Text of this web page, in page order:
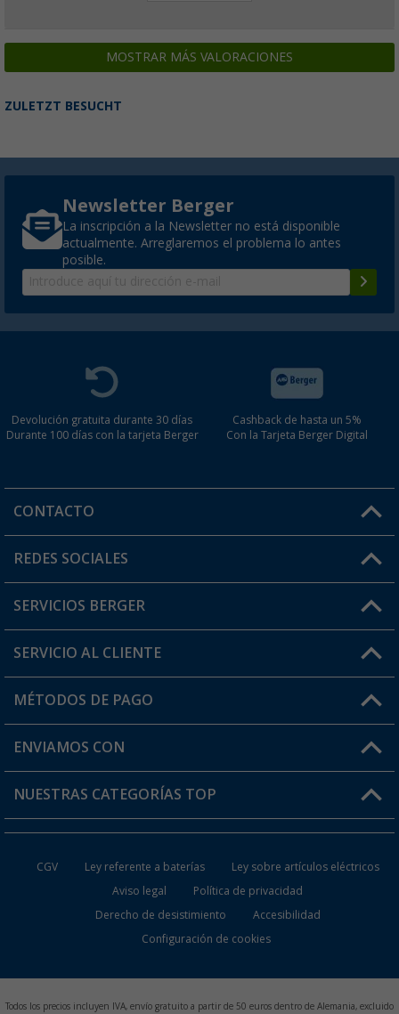
MOSTRAR MÁS VALORACIONES
ZULETZT BESUCHT
Newsletter Berger
La inscripción a la Newsletter no está disponible
actualmente. Arreglaremos el problema lo antes
posible.
Devolución gratuita durante 30 días
Durante 100 días con la tarjeta Berger
Cashback de hasta un 5%
Con la Tarjeta Berger Digital
CONTACTO
Horario de atención al cliente:
¿Tienes alguna duda?
REDES SOCIALES
SERVICIOS BERGER
Conviértete en distribuidor
Mi cuenta
Tarjeta Berger Digital
SERVICIO AL CLIENTE
FAQ y Contacto
Información de envío
¿Dónde está mi pedido?
MÉTODOS DE PAGO
ENVIAMOS CON
NUESTRAS CATEGORÍAS TOP
Muebles de Camping
CGV Ley referente a baterías
Ley sobre artículos eléctricos
Aviso legal
Política de privacidad
Derecho de desistimiento
Accesibilidad
Configuración de cookies
Todos los precios incluyen IVA, envío gratuito a partir de 50 euros dentro de Alemania, excluido